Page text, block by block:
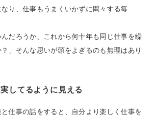
り、仕事もうまくいかずに悶々する毎
んだろうか、これから何十年も同じ仕事を繰
」そんな思いが頭をよぎるのも無理はあり
してるように見える
仕事の話をすると、自分より楽しく仕事を